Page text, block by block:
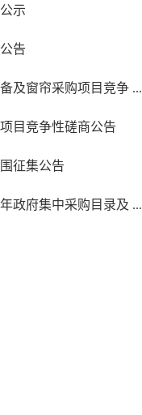
示
告
及窗帘采购项目竞争 ...
目竞争性磋商公告
征集公告
政府集中采购目录及 ...